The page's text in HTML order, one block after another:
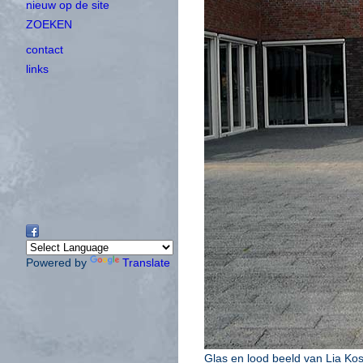
nieuw op de site
ZOEKEN
contact
links
Powered by Translate
Glas en lood beeld van Lia